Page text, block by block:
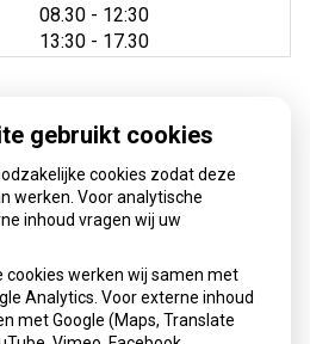
08.30 tot
- 12:30
13:30 tot
- 17.30
mogen voorschrijven,
vergeten ziekte meer: aantal
betekent zonder
gebruikt cookies
cookies zodat deze
werken. Voor analytische
inhoud vragen wij uw
cookies werken wij samen met
Analytics. Voor externe inhoud
met Google (Maps, Translate